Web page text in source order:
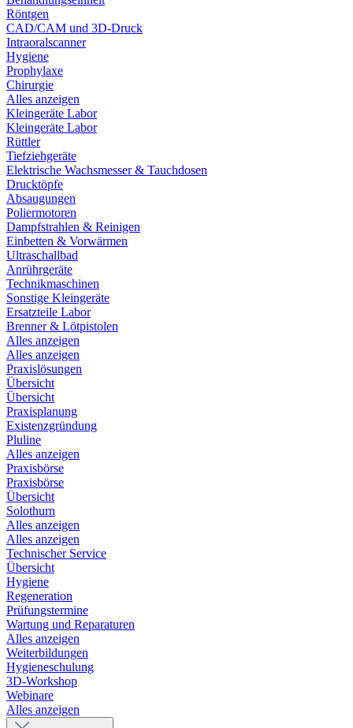
Röntgen
CAD/CAM und 3D-Druck
Intraoralscanner
Hygiene
Prophylaxe
Chirurgie
Alles anzeigen
Kleingeräte Labor
Kleingeräte Labor
Rüttler
Tiefziehgeräte
Elektrische Wachsmesser & Tauchdosen
Drucktöpfe
Absaugungen
Poliermotoren
Dampfstrahlen & Reinigen
Einbetten & Vorwärmen
Ultraschallbad
Anrührgeräte
Technikmaschinen
Sonstige Kleingeräte
Ersatzteile Labor
Brenner & Lötpistolen
Alles anzeigen
Alles anzeigen
Praxislösungen
Übersicht
Übersicht
Praxisplanung
Existenzgründung
Pluline
Alles anzeigen
Praxisbörse
Praxisbörse
Übersicht
Solothurn
Alles anzeigen
Alles anzeigen
Technischer Service
Übersicht
Hygiene
Regeneration
Prüfungstermine
Wartung und Reparaturen
Alles anzeigen
Weiterbildungen
Hygieneschulung
3D-Workshop
Webinare
Alles anzeigen